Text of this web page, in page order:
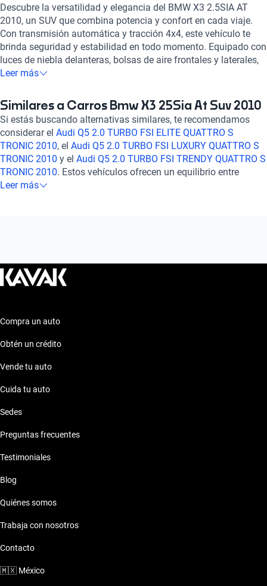
Descubre la versatilidad y elegancia del BMW X3 2.5SIA AT
2010, un SUV que combina potencia y confort en cada viaje.
Con transmisión automática y tracción 4x4, este vehículo te
brinda seguridad y estabilidad en todo momento. Equipado con
luces de niebla delanteras, bolsas de aire frontales y laterales,
frenos ABS y asistencia de frenado, tu protección es nuestra
ofrece 215 caballos de fuerza, garantizando un desempeño
excepcional en cada aceleración. Con capacidad para 5
pasajeros y un amplio espacio interior, este BMW X3 es ideal
para aventuras en familia o escapadas urbanas. Aprovecha su
consumo combinado de 10.1 l/100km y su elegante diseño
exterior que no pasa desapercibido. ¡Haz tuya esta joya
automotriz y vive la experiencia de conducir un BMW con la
calidad y confiabilidad que solo Kavak puede ofrecerte!
Leer más
Similares a Carros Bmw X3 25Sia At Suv 2010
Si estás buscando alternativas similares, te recomendamos
considerar el Audi Q5 2.0 TURBO FSI ELITE QUATTRO S
TRONIC 2010, el Audi Q5 2.0 TURBO FSI LUXURY QUATTRO S
TRONIC 2010 y el Audi Q5 2.0 TURBO FSI TRENDY QUATTRO S
TRONIC 2010. Estos vehículos ofrecen un equilibrio entre
tecnología, comodidad y rendimiento, brindando una
Leer más
Compra un auto
Obtén un crédito
Vende tu auto
Cuida tu auto
Sedes
Preguntas frecuentes
Testimoniales
Blog
Quiénes somos
Trabaja con nosotros
Contacto
🇲🇽 México